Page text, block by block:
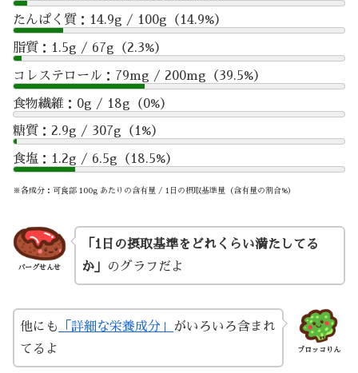
たんぱく質：14.9g / 100g（14.9%）
脂質：1.5g / 67g（2.3%）
コレステロール：79mg / 200mg（39.5%）
食物繊維：0g / 18g（0%）
糖質：2.9g / 307g（1%）
食塩：1.2g / 6.5g（18.5%）
※各成分：可食部 100g あたりの含有量 / 1日の摂取基準量（含有量の割合%）
バーグせんせ
「1日の摂取基準をどれくらい満たしてる
か」
のグラフだよ
ブロッコりん
他にも 「詳細な栄養成分」
がいろいろ含まれ
てるよ